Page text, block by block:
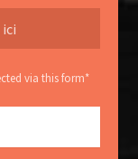
via this form*